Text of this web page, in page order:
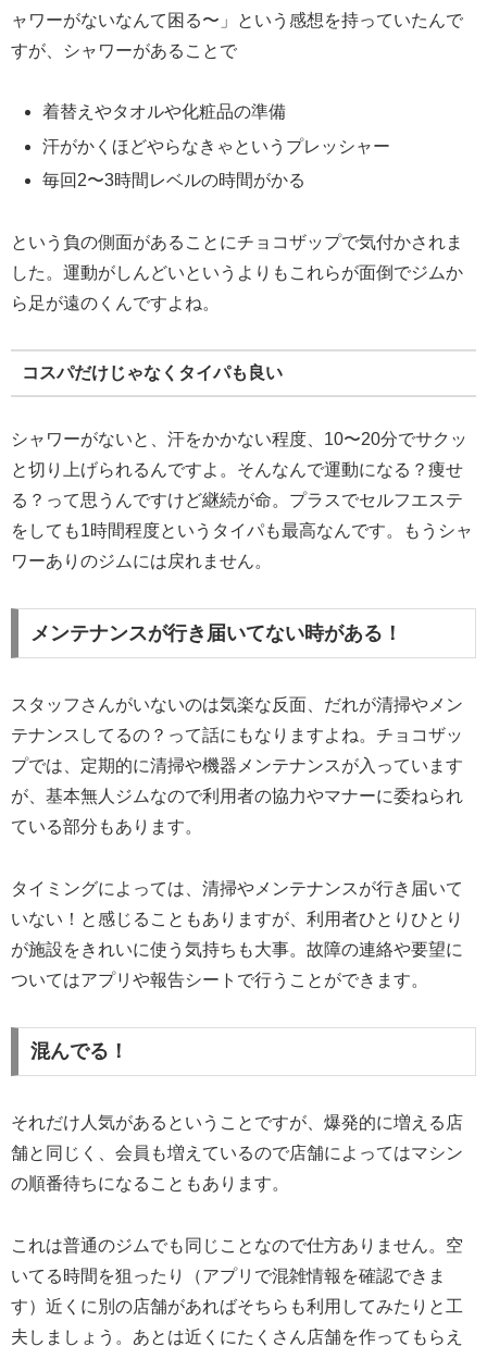
ャワーがないなんて困る〜」という感想を持っていたんで
すが、シャワーがあることで
着替えやタオルや化粧品の準備
汗がかくほどやらなきゃというプレッシャー
毎回2〜3時間レベルの時間がかる
という負の側面があることにチョコザップで気付かされま
した。運動がしんどいというよりもこれらが面倒でジムか
ら足が遠のくんですよね。
コスパだけじゃなくタイパも良い
シャワーがないと、汗をかかない程度、10〜20分でサクッ
と切り上げられるんですよ。そんなんで運動になる？痩せ
る？って思うんですけど継続が命。プラスでセルフエステ
をしても1時間程度というタイパも最高なんです。もうシャ
ワーありのジムには戻れません。
メンテナンスが行き届いてない時がある！
スタッフさんがいないのは気楽な反面、だれが清掃やメン
テナンスしてるの？って話にもなりますよね。チョコザッ
プでは、定期的に清掃や機器メンテナンスが入っています
が、基本無人ジムなので利用者の協力やマナーに委ねられ
ている部分もあります。
タイミングによっては、清掃やメンテナンスが行き届いて
いない！と感じることもありますが、利用者ひとりひとり
が施設をきれいに使う気持ちも大事。故障の連絡や要望に
ついてはアプリや報告シートで行うことができます。
混んでる！
それだけ人気があるということですが、爆発的に増える店
舗と同じく、会員も増えているので店舗によってはマシン
の順番待ちになることもあります。
これは普通のジムでも同じことなので仕方ありません。空
いてる時間を狙ったり（アプリで混雑情報を確認できま
す）近くに別の店舗があればそちらも利用してみたりと工
夫しましょう。あとは近くにたくさん店舗を作ってもらえ